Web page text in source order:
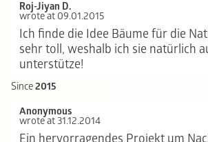
Roj-Jiyan D.
wrote at 09.01.2015
Ich finde die Idee Bäume für die
sehr toll, weshalb ich sie natürlich
unterstütze!
Since2015
Anonymous
wrote at 31.12.2014
Ein hervorragendes Projekt um